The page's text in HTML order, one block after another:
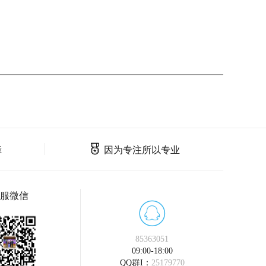
因为专注所以专业
微信
85363051
09:00-18:00
QQ群I： 25179770